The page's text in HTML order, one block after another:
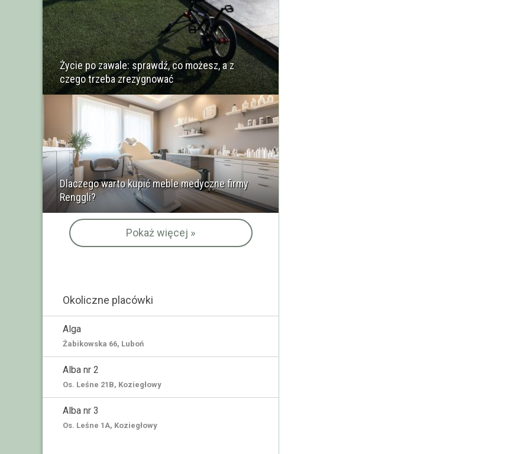
Życie po zawale: sprawdź, co możesz, a z
czego trzeba zrezygnować
Dlaczego warto kupić meble medyczne firmy
Renggli?
Pokaż więcej »
Okoliczne placówki
Alga
Żabikowska 66, Luboń
Alba nr 2
Os. Leśne 21B, Koziegłowy
Alba nr 3
Os. Leśne 1A, Koziegłowy